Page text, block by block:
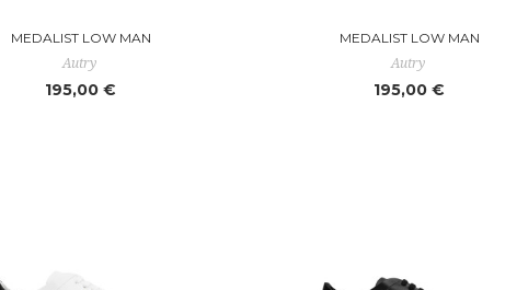
MEDALIST LOW MAN
Autry
195,00 €
MEDALIST LOW MAN
Autry
195,00 €